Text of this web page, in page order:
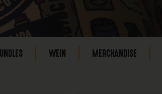
WEIN MERCHANDISE